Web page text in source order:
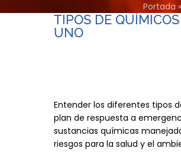
Portada »
TIPOS DE
UNO
Entender los diferentes tipos
plan de respuesta a
sustancias químicas
riesgos para la salud y el